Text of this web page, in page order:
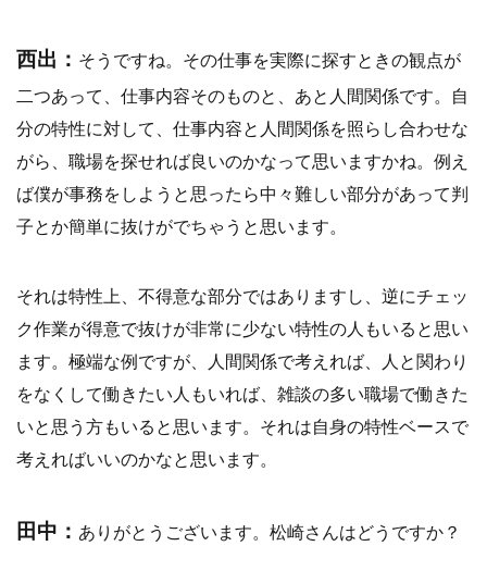
西出： そうですね。その仕事を実際に探すときの観点が
二つあって、仕事内容そのものと、あと人間関係です。自
分の特性に対して、仕事内容と人間関係を照らし合わせな
がら、職場を探せれば良いのかなって思いますかね。例え
ば僕が事務をしようと思ったら中々難しい部分があって判
子とか簡単に抜けがでちゃうと思います。
それは特性上、不得意な部分ではありますし、逆にチェッ
ク作業が得意で抜けが非常に少ない特性の人もいると思い
ます。極端な例ですが、人間関係で考えれば、人と関わり
をなくして働きたい人もいれば、雑談の多い職場で働きた
いと思う方もいると思います。それは自身の特性ベースで
考えればいいのかなと思います。
田中： ありがとうございます。松崎さんはどうですか？